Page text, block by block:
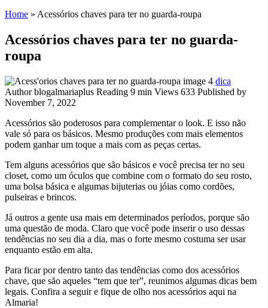
Home » Acessórios chaves para ter no guarda-roupa
Acessórios chaves para ter no guarda-
roupa
dica
Author blogalmariaplus Reading 9 min Views 633 Published by
November 7, 2022
Acessórios são poderosos para complementar o look. E isso não
vale só para os básicos. Mesmo produções com mais elementos
podem ganhar um toque a mais com as peças certas.
Tem alguns acessórios que são básicos e você precisa ter no seu
closet, como um óculos que combine com o formato do seu rosto,
uma bolsa básica e algumas bijuterias ou jóias como cordões,
pulseiras e brincos.
Já outros a gente usa mais em determinados períodos, porque são
uma questão de moda. Claro que você pode inserir o uso dessas
tendências no seu dia a dia, mas o forte mesmo costuma ser usar
enquanto estão em alta.
Para ficar por dentro tanto das tendências como dos acessórios
chave, que são aqueles “tem que ter”, reunimos algumas dicas bem
legais. Confira a seguir e fique de olho nos acessórios aqui na
Almaria!